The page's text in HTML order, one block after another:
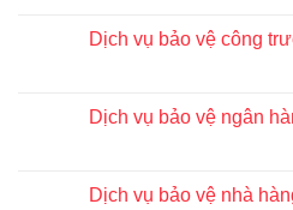
Dịch vụ bảo vệ công
Dịch vụ bảo vệ ngân
Dịch vụ bảo vệ nhà